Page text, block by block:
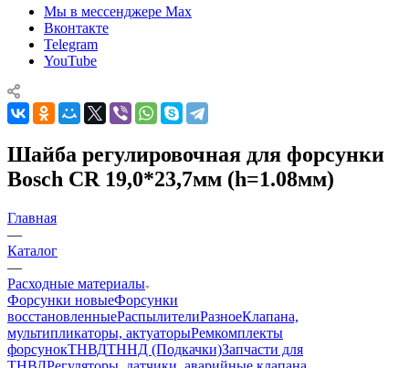
Мы в мессенджере Max
Вконтакте
Telegram
YouTube
Шайба регулировочная для форсунки
Bosch CR 19,0*23,7мм (h=1.08мм)
Главная
—
Каталог
—
Расходные материалы
Форсунки новыеФорсунки
восстановленныеРаспылителиРазноеКлапана,
мультипликаторы, актуаторыРемкомплекты
форсунокТНВДТННД (Подкачки)Запчасти для